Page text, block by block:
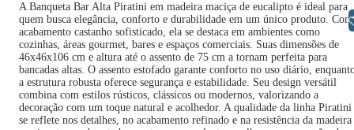
A Banqueta Bar Alta Piratini em madeira maciça de eucalipto é ideal para
quem busca elegância, conforto e durabilidade em um único produto. Com
acabamento castanho sofisticado, ela se destaca em ambientes como
cozinhas, áreas gourmet, bares e espaços comerciais. Suas dimensões de
46x46x106 cm e altura até o assento de 75 cm a tornam perfeita para
bancadas altas. O assento estofado garante conforto no uso diário,
a estrutura robusta oferece segurança e estabilidade. Seu design versátil
combina com estilos rústicos, clássicos ou modernos, valorizando a
decoração com um toque natural e acolhedor. A qualidade da linha Piratini
se reflete nos detalhes, no acabamento refinado e na resistência da madeira
Libras